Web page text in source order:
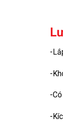
-
-
-
-